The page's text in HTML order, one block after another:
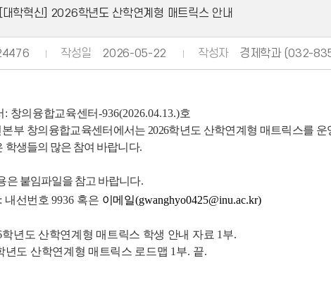
대학혁신] 2026학년도 산학연계형 매트릭스 안내
작성일 2026-05-22 작성자 경제학과 (032-
: 창의융합교육센터-936(2026.04.13.)호
본부 창의융합교육센터에서는 2026학년도 산학연계형 매트릭스를 운
학생들의 많은 참여 바랍니다.
은 붙임파일을 참고 바랍니다.
: 내선번호9936 혹은 이메일(gwanghyo0425@inu.ac.kr)
학년도 산학연계형 매트릭스 학생 안내 자료 1 부.
년도 산학연계형 매트릭스 로드맵 1 부. 끝.